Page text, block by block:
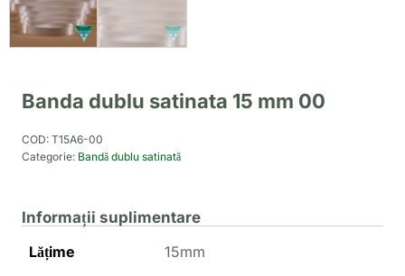
Banda dublu satinata 15 mm 00
COD: T15A6-00
Categorie: Bandă dublu satinată
Informații suplimentare
Lățime
15mm